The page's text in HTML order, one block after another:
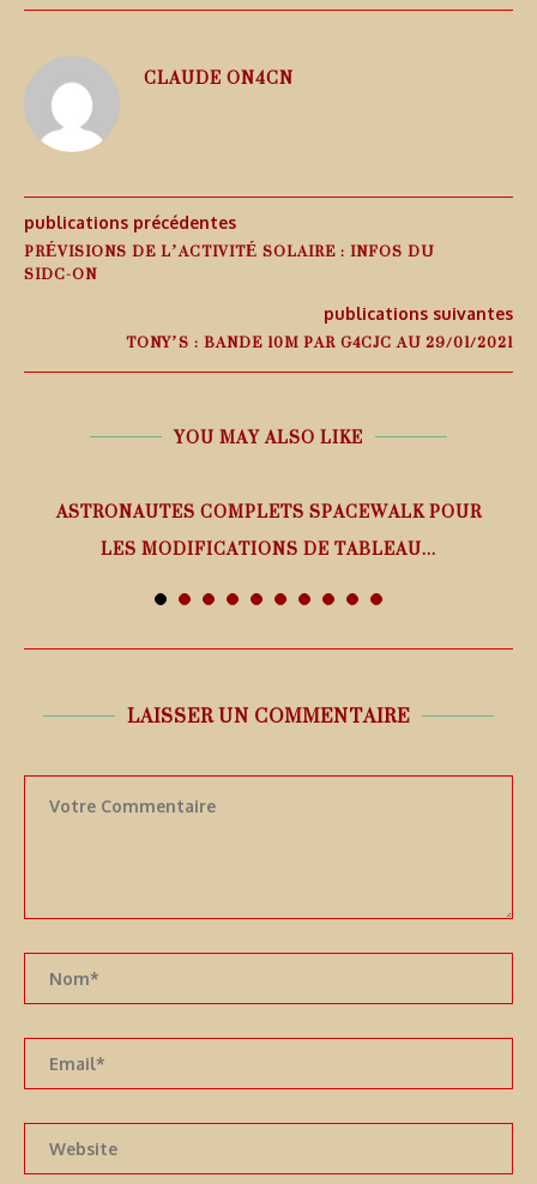
CLAUDE ON4CN
publications précédentes
PRÉVISIONS DE L’ACTIVITÉ SOLAIRE : INFOS DU
SIDC-ON
publications suivantes
TONY’S : BANDE 10M PAR G4CJC AU 29/01/2021
YOU MAY ALSO LIKE
ASTRONAUTES COMPLETS SPACEWALK POUR
LES MODIFICATIONS DE TABLEAU...
LAISSER UN COMMENTAIRE